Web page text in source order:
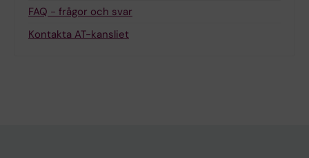
FAQ - frågor och svar
Kontakta AT-kansliet